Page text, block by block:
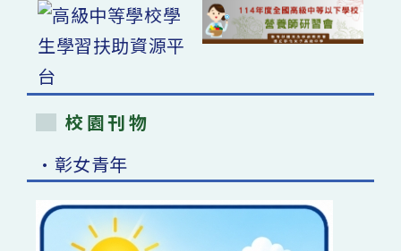
校園刊物
•彰女青年